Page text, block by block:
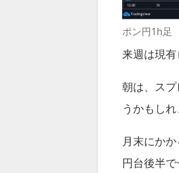
ポン円1h足
来週は現有
朝は、ス
うかもしれ
月末にか
円台後半